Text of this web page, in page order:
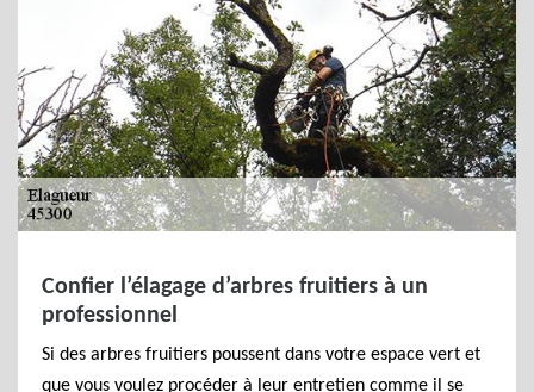
Confier l’élagage d’arbres fruitiers à un
professionnel
Si des arbres fruitiers poussent dans votre espace vert et
que vous voulez procéder à leur entretien comme il se